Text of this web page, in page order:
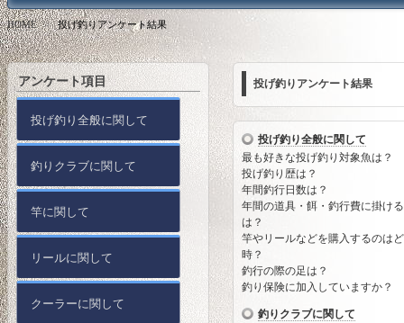
HOME > 投げ釣りアンケート結果
投げ釣りアンケート結果
投げ釣り全般に関して
最も好きな投げ釣り対象魚は？
投げ釣り歴は？
年間釣行日数は？
年間の道具・餌・釣行費に掛け
は？
竿やリールなどを購入するのは
時？
釣行の際の足は？
釣り保険に加入していますか？
釣りクラブに関して
アンケート項目
投げ釣り全般に関して
釣りクラブに関して
竿に関して
リールに関して
クーラーに関して